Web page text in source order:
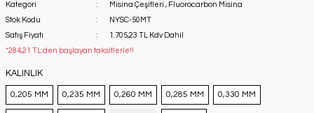
Kategori Misina Çeşitleri , Fluorocarbon Misina
Stok Kodu
NYSC-50MT
Satış Fiyatı
1.705,23 TL Kdv Dahil
*284,21 TL den başlayan taksitlerle!!
KALINLIK
0,205 MM 0,235 MM 0,260 MM 0,285 MM 0,330 MM